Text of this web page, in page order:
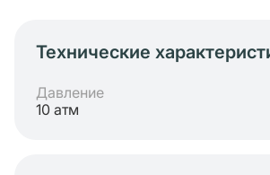
Технические
Давление
10 атм